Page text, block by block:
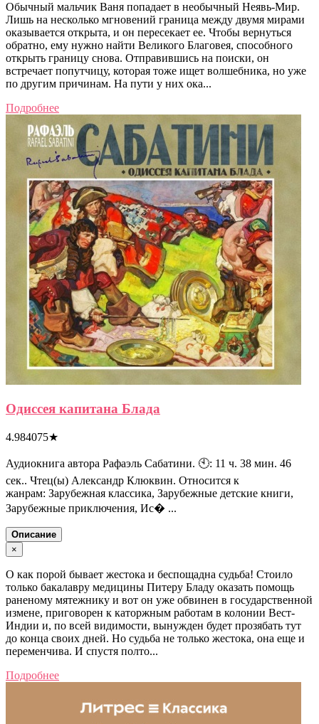
Обычный мальчик Ваня попадает в необычный Неявь-Мир.
Лишь на несколько мгновений граница между двумя мирами
оказывается открыта, и он пересекает ее. Чтобы вернуться
обратно, ему нужно найти Великого Благовея, способного
открыть границу снова. Отправившись на поиски, он
встречает попутчицу, которая тоже ищет волшебника, но уже
по другим причинам. На пути у них ока...
Подробнее
Одиссея капитана Блада
4.984075★
Аудиокнига автора Рафаэль Сабатини. 🕙: 11 ч. 38 мин. 46
сек.. Чтец(ы) Александр Клюквин. Относится к
жанрам: Зарубежная классика, Зарубежные детские книги,
Зарубежные приключения, Ис� ...
Описание
×
О как порой бывает жестока и беспощадна судьба! Стоило
только бакалавру медицины Питеру Бладу оказать помощь
раненому мятежнику и вот он уже обвинен в государственной
измене, приговорен к каторжным работам в колонии Вест-
Индии и, по всей видимости, вынужден будет прозябать тут
до конца своих дней. Но судьба не только жестока, она еще и
переменчива. И спустя полто...
Подробнее